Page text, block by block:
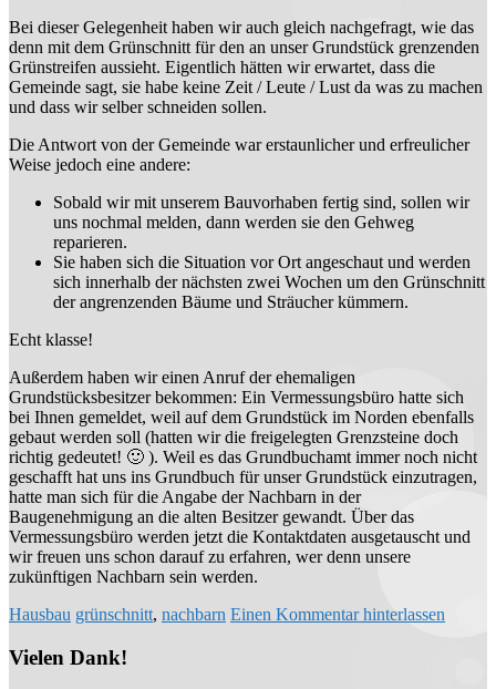
Bei dieser Gelegenheit haben wir auch gleich nachgefragt, wie das
denn mit dem Grünschnitt für den an unser Grundstück grenzenden
Grünstreifen aussieht. Eigentlich hätten wir erwartet, dass die
Gemeinde sagt, sie habe keine Zeit / Leute / Lust da was zu machen
und dass wir selber schneiden sollen.
Die Antwort von der Gemeinde war erstaunlicher und erfreulicher
Weise jedoch eine andere:
Sobald wir mit unserem Bauvorhaben fertig sind, sollen wir
uns nochmal melden, dann werden sie den Gehweg
reparieren.
Sie haben sich die Situation vor Ort angeschaut und werden
sich innerhalb der nächsten zwei Wochen um den Grünschnitt
der angrenzenden Bäume und Sträucher kümmern.
Echt klasse!
Außerdem haben wir einen Anruf der ehemaligen
Grundstücksbesitzer bekommen: Ein Vermessungsbüro hatte sich
bei Ihnen gemeldet, weil auf dem Grundstück im Norden ebenfalls
gebaut werden soll (hatten wir die freigelegten Grenzsteine doch
richtig gedeutet! 🙂 ). Weil es das Grundbuchamt immer noch nicht
geschafft hat uns ins Grundbuch für unser Grundstück einzutragen,
hatte man sich für die Angabe der Nachbarn in der
Baugenehmigung an die alten Besitzer gewandt. Über das
Vermessungsbüro werden jetzt die Kontaktdaten ausgetauscht und
wir freuen uns schon darauf zu erfahren, wer denn unsere
zukünftigen Nachbarn sein werden.
Hausbau grünschnitt, nachbarn Einen Kommentar hinterlassen
Vielen Dank!